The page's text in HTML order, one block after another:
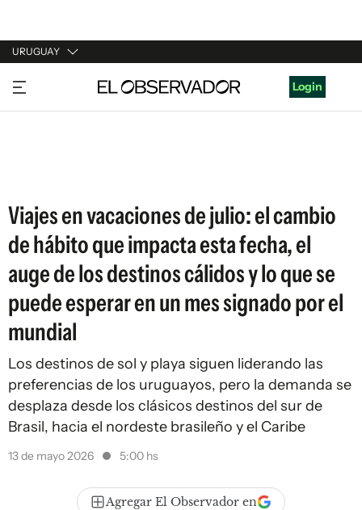
URUGUAY
URUGUAY
ARGENTINA
Login
Viajes en vacaciones de julio: el cambio
de hábito que impacta esta fecha, el
auge de los destinos cálidos y lo que se
puede esperar en un mes signado por el
mundial
Los destinos de sol y playa siguen liderando las
preferencias de los uruguayos, pero la demanda se
desplaza desde los clásicos destinos del sur de
Brasil, hacia el nordeste brasileño y el Caribe
13 de mayo 2026 5:00 hs
Agregar El Observador en